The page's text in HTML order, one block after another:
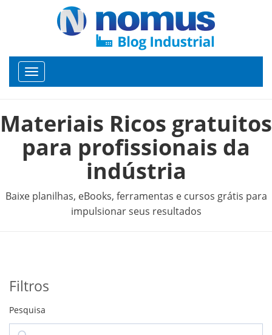
Toggle
navigation
Materiais Ricos gratuitos
para profissionais da
indústria
Baixe planilhas, eBooks, ferramentas e cursos grátis para
impulsionar seus resultados
Filtros
Pesquisa
Search